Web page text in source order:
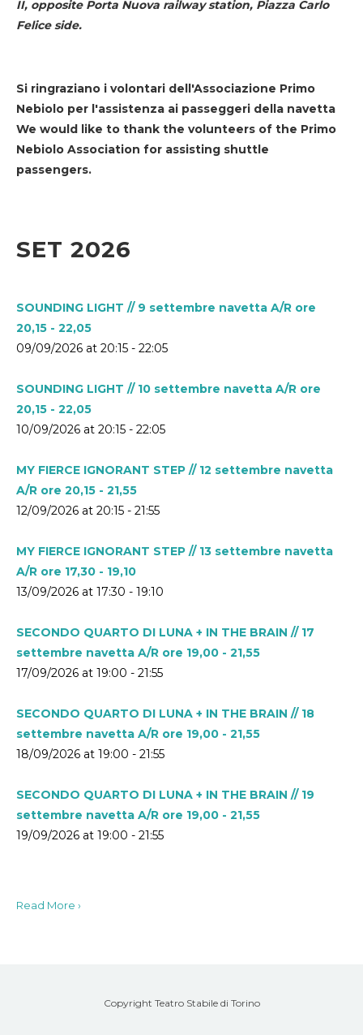
II, opposite Porta Nuova railway station, Piazza Carlo
Felice side.
Si ringraziano i volontari dell'Associazione Primo
Nebiolo per l'assistenza ai passeggeri della navetta
We would like to thank the volunteers of the Primo
Nebiolo Association for assisting shuttle
passengers.
SET 2026
SOUNDING LIGHT // 9 settembre navetta A/R ore
20,15 - 22,05
09/09/2026 at 20:15 - 22:05
SOUNDING LIGHT // 10 settembre navetta A/R ore
20,15 - 22,05
10/09/2026 at 20:15 - 22:05
MY FIERCE IGNORANT STEP // 12 settembre navetta
A/R ore 20,15 - 21,55
12/09/2026 at 20:15 - 21:55
MY FIERCE IGNORANT STEP // 13 settembre navetta
A/R ore 17,30 - 19,10
13/09/2026 at 17:30 - 19:10
SECONDO QUARTO DI LUNA + IN THE BRAIN // 17
settembre navetta A/R ore 19,00 - 21,55
17/09/2026 at 19:00 - 21:55
SECONDO QUARTO DI LUNA + IN THE BRAIN // 18
settembre navetta A/R ore 19,00 - 21,55
18/09/2026 at 19:00 - 21:55
SECONDO QUARTO DI LUNA + IN THE BRAIN // 19
settembre navetta A/R ore 19,00 - 21,55
19/09/2026 at 19:00 - 21:55
Read More ›
Copyright Teatro Stabile di Torino